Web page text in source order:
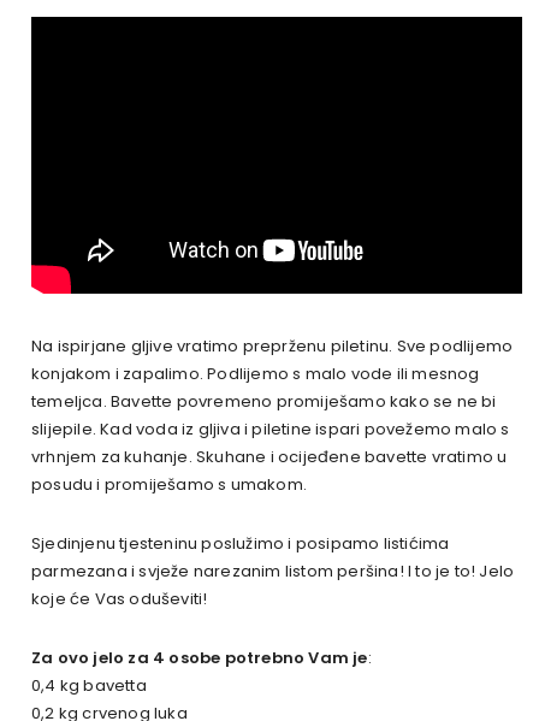
Na ispirjane gljive vratimo preprženu piletinu. Sve podlijemo
konjakom i zapalimo. Podlijemo s malo vode ili mesnog
temeljca. Bavette povremeno promiješamo kako se ne bi
slijepile. Kad voda iz gljiva i piletine ispari povežemo malo s
vrhnjem za kuhanje. Skuhane i ocijeđene bavette vratimo u
posudu i promiješamo s umakom.
Sjedinjenu tjesteninu poslužimo i posipamo listićima
parmezana i svježe narezanim listom peršina! I to je to! Jelo
koje će Vas oduševiti!
Za ovo jelo za 4 osobe potrebno Vam je:
0,4 kg bavetta
0,2 kg crvenog luka